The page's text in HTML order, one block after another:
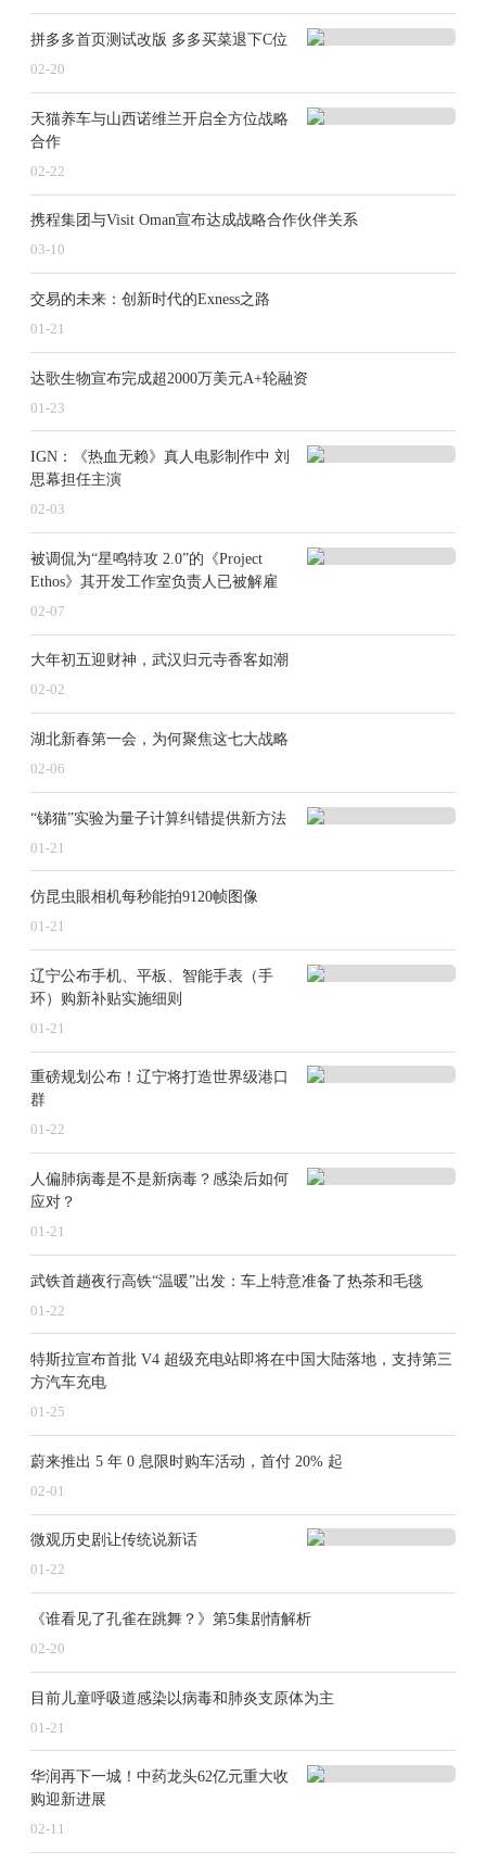
变更为15.54亿元，同时其股权结构也发生了变化。
相较于2023年的增资情况，2024年以来增资的信托
公司数量大幅降低，且增资幅度也较小。2023年，超10
家信托公司增资，增资金额超200亿元，多家信托公司增
资额均超10亿元，而2024年两家信托公司增资金额合计
不足10亿元。
发展必须告别“资本依赖”的趋势。一方面，当前信托公
司整体的注册资本已在较高水平，中大型公司增资动力
险累积、展业困难，盈利能力有限，这也造成资金进驻
更为谨慎。不过，在当前行业转型加速、新业务竞争激
托公司对于增资还是有不小的需求，增强资本实力仍然
是其发展的“必答题”。
高管密集变更，探索业务发展新路径
处于转型变革期的信托行业，人才流动频繁。2024
年，为抓住行业深度调整的战略机遇期，进一步探索差
异化业务发展边界，信托公司高管变动频繁。据国家金
融监督管理总局官网梳理统计，截至12月25日，年内共
有22位信托公司董事长、总经理任职资格获批，涉及20
家信托公司。其中，平安信托有限责任公司和湖南省财
生变动。另有中信信托、兴业国际信托有限公司等9家信
托公司董事长发生变动；华润深国投信托有限公司、中
航信托股份有限公司等9家信托公司新总经理走马上任。
高管退休或发生岗位调动、信托公司股东变化或人才的
市场化流动等原因，还有部分公司的新任董事长由原总
融工作从业年限较长，从业经验丰富，拥有银行业、公
募基金行业等领域的从业经验。随着信托行业转型的持
路也随之进行调整。而信托公司“调兵遣将”动作频频，
也是应对转型发展之举。信托公司积极引进或者调配高
司在转型中占据主动地位。
2024年对于信托行业而言，是充满挑战与机遇的一
年。在监管政策的不断完善和引导下，信托公司正逐步
等诸多问题，但随着1+N制度体系的即将出台以及高管
团队的不断优化，信托行业有望在未来实现高质量发
拼多多首页测试改版 多多买菜退下C位
02-20
天猫养车与山西诺维兰开启全方位战略
合作
02-22
携程集团与Visit Oman宣布达成战略合作伙伴关系
03-10
交易的未来：创新时代的Exness之路
01-21
达歌生物宣布完成超2000万美元A+轮融资
01-23
IGN：《热血无赖》真人电影制作中 刘
思幕担任主演
02-03
被调侃为“星鸣特攻 2.0”的《Project
Ethos》其开发工作室负责人已被解雇
02-07
大年初五迎财神，武汉归元寺香客如潮
02-02
湖北新春第一会，为何聚焦这七大战略
02-06
“锑猫”实验为量子计算纠错提供新方法
01-21
仿昆虫眼相机每秒能拍9120帧图像
01-21
辽宁公布手机、平板、智能手表（手
环）购新补贴实施细则
01-21
重磅规划公布！辽宁将打造世界级港口
群
01-22
人偏肺病毒是不是新病毒？感染后如何
应对？
01-21
武铁首趟夜行高铁“温暖”出发：车上特意准备了热茶和毛毯
01-22
特斯拉宣布首批 V4 超级充电站即将在中国大陆落地，支持第三
方汽车充电
01-25
蔚来推出 5 年 0 息限时购车活动，首付 20% 起
02-01
微观历史剧让传统说新话
01-22
《谁看见了孔雀在跳舞？》第5集剧情解析
02-20
目前儿童呼吸道感染以病毒和肺炎支原体为主
01-21
华润再下一城！中药龙头62亿元重大收
购迎新进展
02-11